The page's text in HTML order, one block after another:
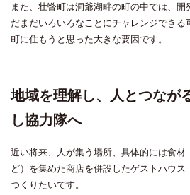
また、壮瞥町は洞爺湖畔の町の中では、開
だまだいろいろなことにチャレンジでき
町に住もうと思った大きな要因です。
地域を理解し、人とつなが
し協力隊へ
近い将来、人が集う場所、具体的には食材
ど）を集めた商店を併設したゲストハウ
つくりたいです。